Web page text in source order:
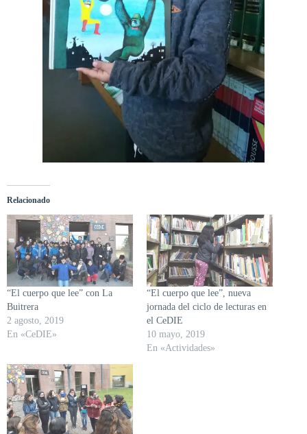
Relacionado
“El cuerpo que lee” con La
Buitrera
2 agosto, 2019
En «CeDIE»
“El cuerpo que lee”, nueva
jornada del ciclo de lecturas en
el CeDIE
10 mayo, 2019
En «Actividades»